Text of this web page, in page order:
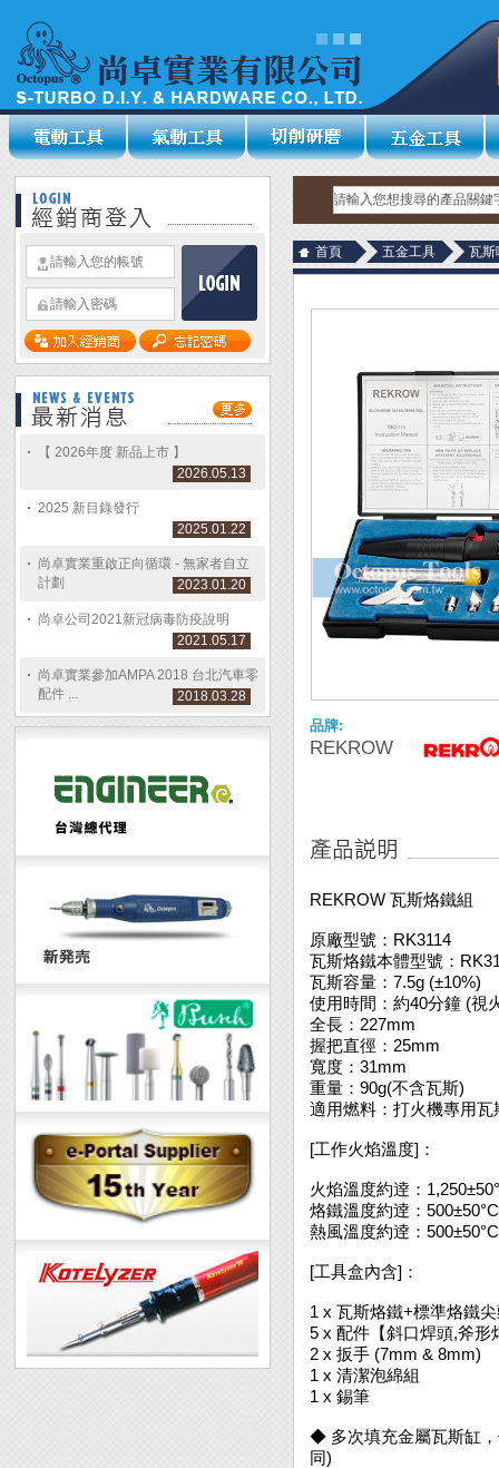
【 2026年度 新品上市 】
2026.05.13
2025 新目錄發行
2025.01.22
尚卓實業重啟正向循環 - 無家者自立
計劃
2023.01.20
尚卓公司2021新冠病毒防疫說明
2021.05.17
尚卓實業參加AMPA 2018 台北汽車零
配件 ...
2018.03.28
首頁 五金工具 瓦斯
品牌:
REKROW
REKROW 瓦斯烙鐵組
原廠型號：RK3114
瓦斯烙鐵本體型號：
瓦斯容量：7.5g (±10%)
使用時間：約40分鐘 (視
全長：227mm
握把直徑：25mm
寬度：31mm
重量：90g(不含瓦斯)
適用燃料：打火機專用
[工作火焰溫度]：
火焰溫度約逹：
烙鐵溫度約逹：
熱風溫度約逹：
[工具盒內含]：
1 x 瓦斯烙鐵+標準烙鐵
5 x 配件【斜口焊頭,斧形
2 x 扳手 (7mm & 8mm)
1 x 清潔泡綿組
1 x 錫筆
◆ 多次填充金屬瓦斯缸
同)